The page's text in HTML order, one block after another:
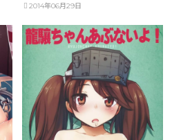
2014年06月29日